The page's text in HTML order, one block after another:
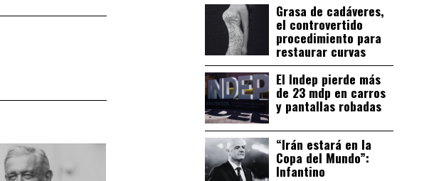
Grasa de cadáveres,
el controvertido
procedimiento para
restaurar curvas
El Indep pierde más
de 23 mdp en carros
y pantallas robadas
“Irán estará en la
Copa del Mundo”:
Infantino